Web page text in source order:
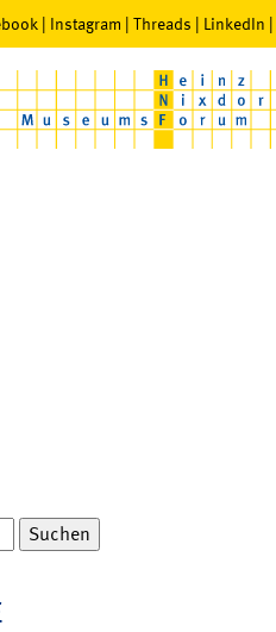
| Instagram | Threads | LinkedIn |